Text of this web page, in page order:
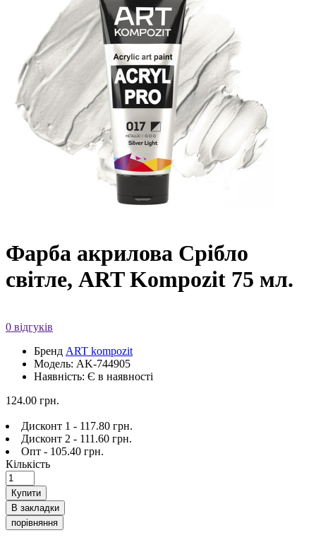
Фарба акрилова Срібло
світле, ART Kompozit 75 мл.
0 відгуків
Бренд ART kompozit
Модель: AK-744905
Наявність: Є в наявності
124.00 грн.
Дисконт 1 - 117.80 грн.
Дисконт 2 - 111.60 грн.
Опт - 105.40 грн.
Кількість
Купити
В закладки
порівняння